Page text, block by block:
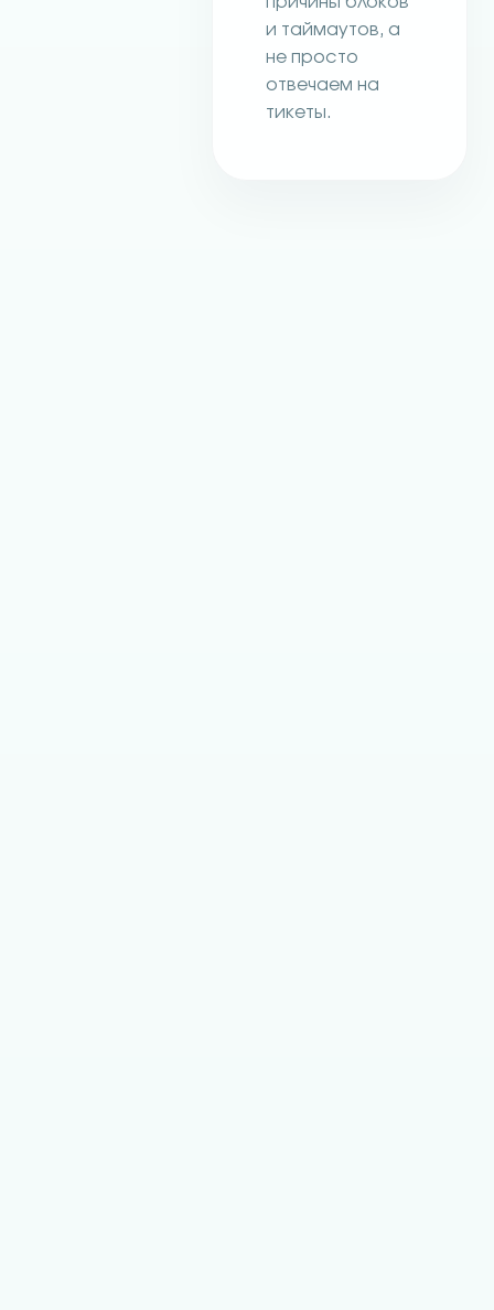
и таймаутов, а
не просто
отвечаем на
тикеты.